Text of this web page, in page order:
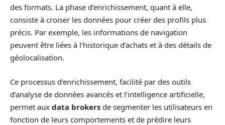
des formats. La phase d’enrichissement, quant à elle,
consiste à croiser les données pour créer des profils plus
précis. Par exemple, les informations de navigation
peuvent être liées à l’historique d’achats et à des détails de
géolocalisation.
Ce processus d’enrichissement, facilité par des outils
d’analyse de données avancés et l’intelligence artificielle,
permet aux data brokers de segmenter les utilisateurs en
fonction de leurs comportements et de prédire leurs